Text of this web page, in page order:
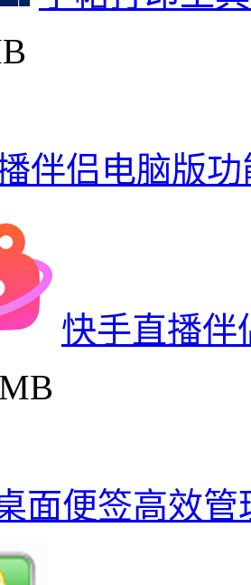
伴侣电脑版
快手直播伴
面便签高效